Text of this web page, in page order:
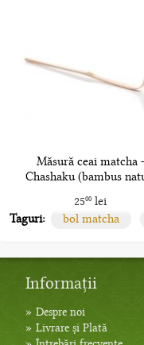
Măsură ceai matcha -
Chashaku (bambus
2500lei
Taguri:
bol matcha
Informații
» Despre noi
» Livrare și Plată